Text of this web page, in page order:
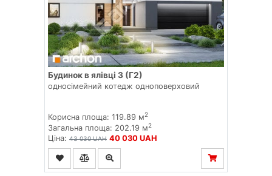
Будинок в ялівці 3 (Г2)
односімейний котедж одноповерховий
Корисна площа: 119.89 м2
Загальна площа: 202.19 м2
Ціна: 43 030 UAH 40 030 UAH